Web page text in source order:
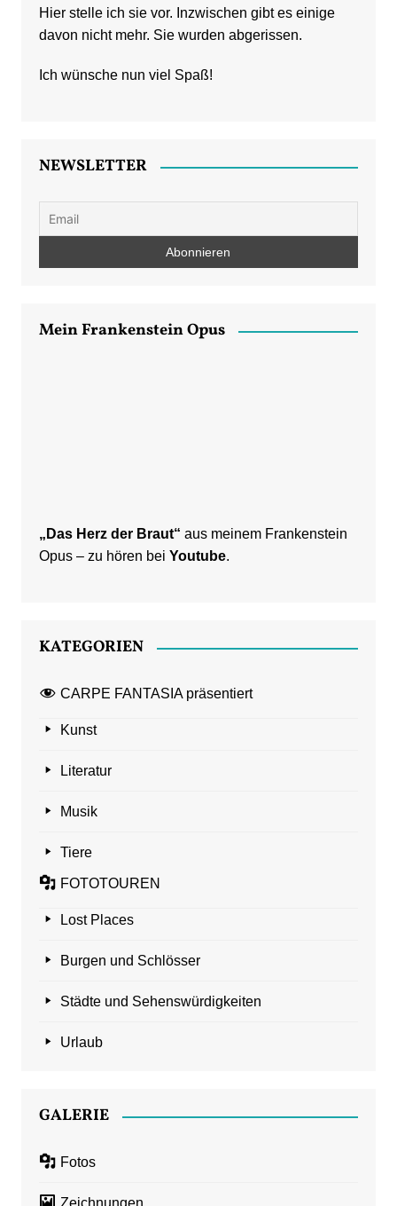
Hier stelle ich sie vor. Inzwischen gibt es einige
davon nicht mehr. Sie wurden abgerissen.
Ich wünsche nun viel Spaß!
NEWSLETTER
Mein Frankenstein Opus
„Das Herz der Braut“ aus meinem Frankenstein
Opus – zu hören bei Youtube.
KATEGORIEN
CARPE FANTASIA präsentiert
Kunst
Literatur
Musik
Tiere
FOTOTOUREN
Lost Places
Burgen und Schlösser
Städte und Sehenswürdigkeiten
Urlaub
GALERIE
Fotos